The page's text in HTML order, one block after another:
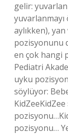
gelir:
aylıkken),
pozisyonunu
en çok hangi
Pediatri
uyku
söylüyor:
pozisyonu…